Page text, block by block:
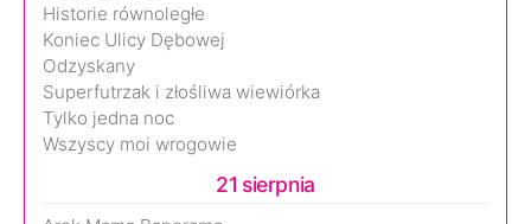
Historie równoległe
Koniec Ulicy Dębowej
Odzyskany
Superfutrzak i złośliwa wiewiórka
Tylko jedna noc
Wszyscy moi wrogowie
21 sierpnia